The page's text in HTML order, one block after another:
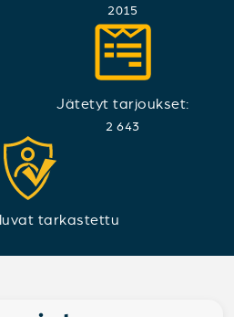
2015
Jätetyt tarjoukset:
2 643
tarkastettu